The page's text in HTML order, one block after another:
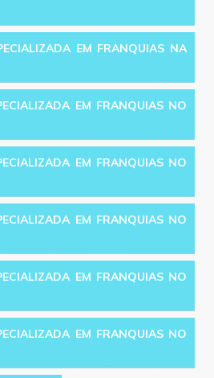
EM FRANQUIAS NA
EM FRANQUIAS NO
EM FRANQUIAS NO
EM FRANQUIAS NO
EM FRANQUIAS NO
EM FRANQUIAS NO